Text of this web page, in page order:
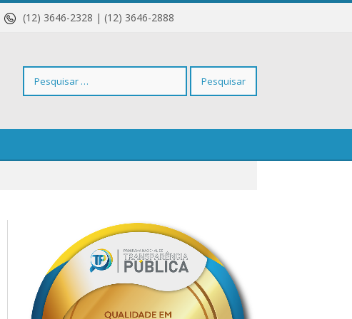
(12) 3646-2328 | (12) 3646-2888
Pesquisar